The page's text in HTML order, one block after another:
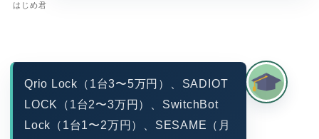
はじめ君
Qrio Lock（1台3〜5万円）、SADIOT
LOCK（1台2〜3万円）、SwitchBot
Lock（1台1〜2万円）、SESAME（月